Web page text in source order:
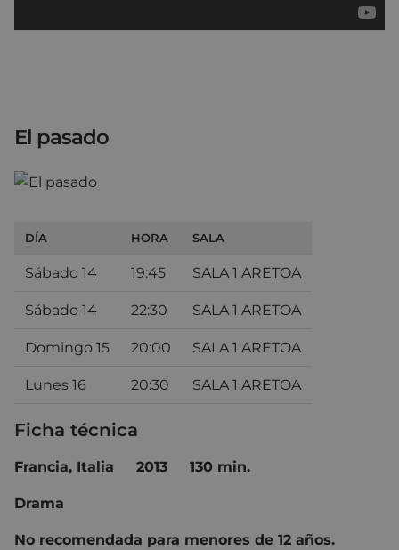
El pasado
DÍA HORA SALA
Sábado 14 19:45 SALA 1 ARETOA
Sábado 14 22:30 SALA 1 ARETOA
Domingo 15 20:00 SALA 1 ARETOA
Lunes 16 20:30 SALA 1 ARETOA
Ficha técnica
Francia, Italia 2013 130 min.
Drama
No recomendada para menores de 12 años.